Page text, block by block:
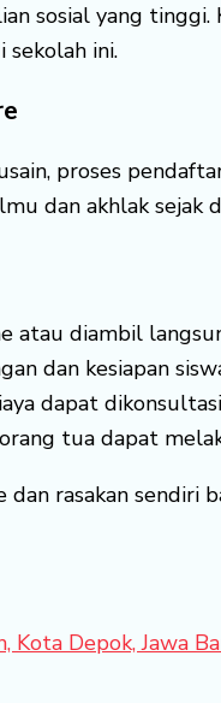
sosial yang
sekolah ini.
proses
dan akhlak sejak
atau diambil
dan kesiapan
dapat
tua dapat
rasakan
Kota Depok, Jawa